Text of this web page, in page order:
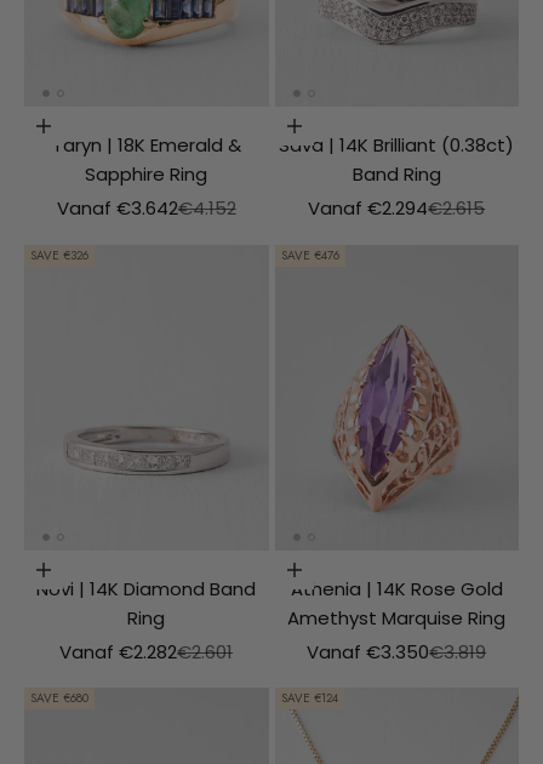
Choosing options
Taryn | 18K Emerald &
Sapphire Ring
Aanbiedingsprijs
Vanaf €3.642Normale prijs
€4.152
Choosing options
Sava | 14K Brilliant (0.38ct)
Band Ring
Aanbiedingsprijs
Vanaf €2.294Normale prijs
€2.615
SAVE €326
Choosing options
Novi | 14K Diamond Band
Ring
Aanbiedingsprijs
Vanaf €2.282Normale prijs
€2.601
SAVE €476
Choosing options
Athenia | 14K Rose Gold
Amethyst Marquise Ring
Aanbiedingsprijs
Vanaf €3.350Normale
€3.819
SAVE €680 SAVE €124